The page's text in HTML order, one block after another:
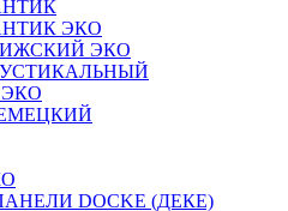
ЭКО
ЭКО